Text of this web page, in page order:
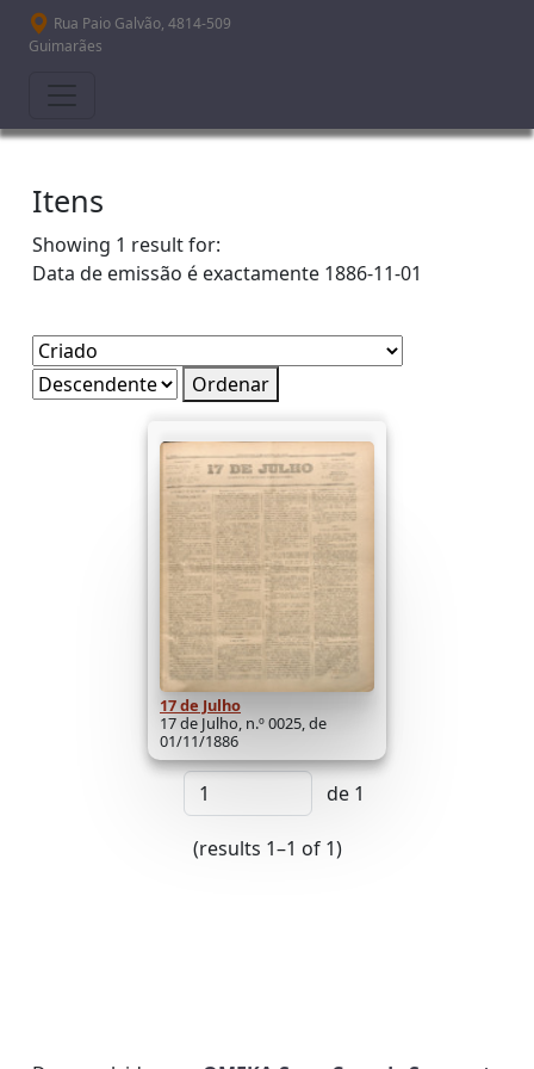
Passar para o conteúdo principal
Rua Paio Galvão, 4814-509
Guimarães
Itens
Showing 1 result for:
Data de emissão é exactamente 1886-11-01
Ordenar
17 de Julho
17 de Julho, n.º 0025, de
01/11/1886
de 1
(results 1–1 of 1)